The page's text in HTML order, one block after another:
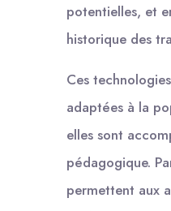
potentielles, et
historique des
Ces
adaptées à la
elles sont
pédagogique.
permettent aux